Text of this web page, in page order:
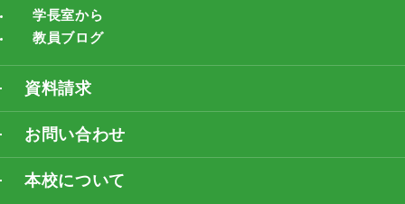
学長室から
教員ブログ
資料請求
お問い合わせ
本校について